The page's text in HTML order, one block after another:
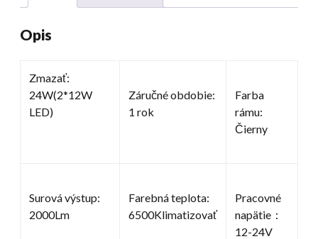
Opis
Zmazať:
24W(2*12W
LED)
Záručné obdobie:
1 rok
Farba
rámu:
Čierny
Surová výstup:
2000Lm
Farebná teplota:
6500Klimatizovať
Pracovné
napätie：
12-24V